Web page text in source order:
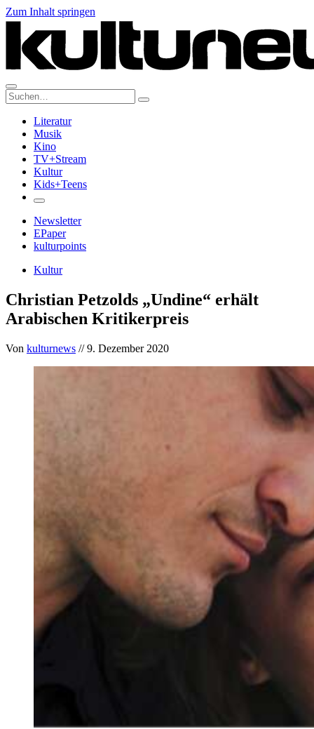
Zum Inhalt springen
Suche:
Literatur
Musik
Kino
TV+Stream
Kultur
Kids+Teens
Newsletter
EPaper
kulturpoints
Kultur
Christian Petzolds „Undine“ erhält
Arabischen Kritikerpreis
Von kulturnews // 9. Dezember 2020